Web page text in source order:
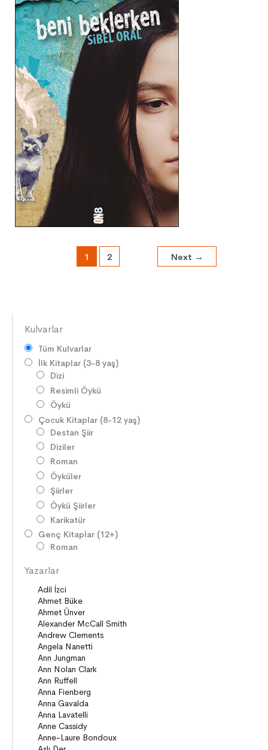
1 2 Next →
Kulvarlar
Tüm Kulvarlar
İlk Kitaplar (3-8 yaş)
Dizi
Resimli Öykü
Öykü
Çocuk Kitaplar (8-12 yaş)
Destan Şiir
Diziler
Roman
Öyküler
Şiirler
Öykü Şiirler
Karikatür
Genç Kitaplar (12+)
Roman
Öyküler
Şiirler
Deneme
Anlatı
Seçki
Köprü Kitaplar (10+)
Roman
Öyküler
Anlatı
ON8 (15+)
Roman
Diziler
Öyküler
Yazarlar